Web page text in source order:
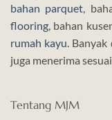
bahan parquet ,
flooring, bahan
rumah kayu .
juga menerima
Tentang MJM